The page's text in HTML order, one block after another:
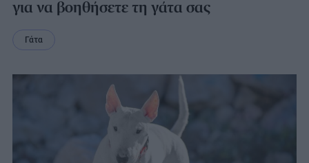
για να βοηθήσετε τη γάτα σας
Γάτα